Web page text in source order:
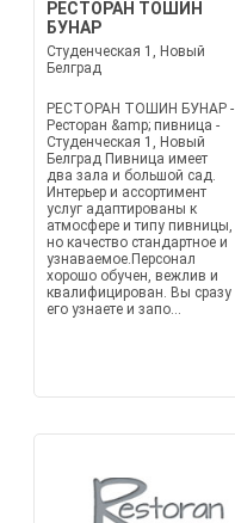
РЕСТОРАН ТОШИН
БУНАР
Студенческая 1, Новый
Белград
РЕСТОРАН ТОШИН БУНАР -
Ресторан &amp; пивница -
Студенческая 1, Новый
Белград Пивница имеет
два зала и большой сад.
Интерьер и ассортимент
услуг адаптированы к
атмосфере и типу пивницы,
но качество стандартное и
узнаваемое.Персонал
хорошо обучен, вежлив и
квалифицирован. Вы сразу
его узнаете и запо...